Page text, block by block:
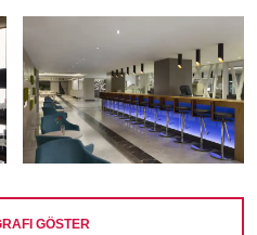
GÖSTER